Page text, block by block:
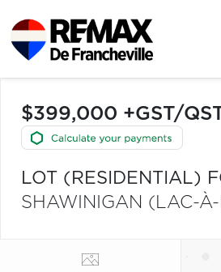
$399,000 +GST/
LOT (RESIDENTIAL)
SHAWINIGAN (LAC-